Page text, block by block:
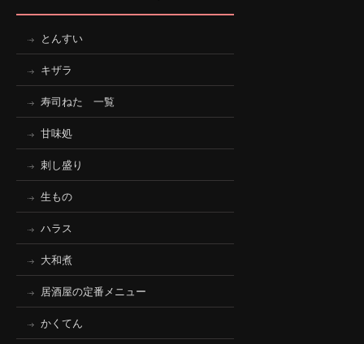
とんすい
キザラ
寿司ねた 一覧
甘味処
刺し盛り
生もの
ハラス
大和煮
居酒屋の定番メニュー
かくてん